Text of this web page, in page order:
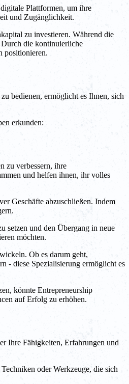
Plattformen, um ihre
und Zugänglichkeit.
zu investieren. Während die
Durch die kontinuierliche
positionieren.
bedienen, ermöglicht es Ihnen, sich
erkunden:
zu verbessern, ihre
und helfen ihnen, ihr volles
Geschäfte abzuschließen. Indem
setzen und den Übergang in neue
möchten.
Ob es darum geht,
- diese Spezialisierung ermöglicht es
könnte Entrepreneurship
auf Erfolg zu erhöhen.
Ihre Fähigkeiten, Erfahrungen und
oder Werkzeuge, die sich